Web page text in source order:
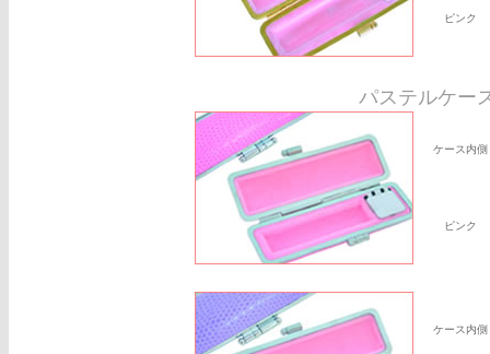
ピンク
パステルケー
ケース内側
ピンク
ケース内側